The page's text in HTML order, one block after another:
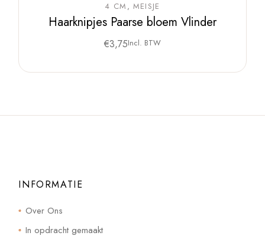
4 CM MEISJE
Haarknipjes Paarse bloem Vlinder
€3,75Incl. BTW
INFORMATIE
Over Ons
In opdracht gemaakt